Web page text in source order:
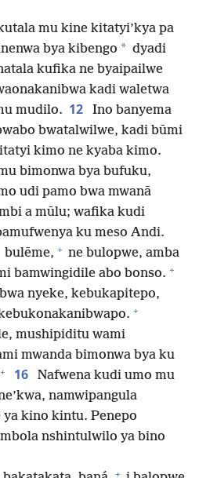
mu kine kitatyi’kya pa
bya kibengo * dyadi
kufika ne byaipailwe
kadi waletwa
mudilo. 12
Ino banyema
bwatalwilwe, kadi būmi
kimo ne kyaba kimo.
bimonwa bya bufuku,
udi pamo bwa mwanā
a mūlu; wafika kudi
ku meso Andi.
bulēme, + ne bulopwe, amba
bamwingidile abo bonso. +
nyeke, kebukapitepo,
+
mushipiditu wami
mwanda bimonwa bya ku
+ 16
Nafwena kudi umo mu
namwipangula
kino kintu. Penepo
nshintulwilo ya bino
+